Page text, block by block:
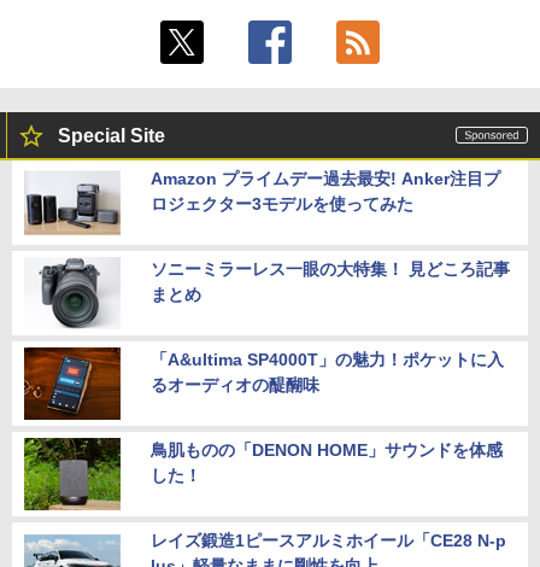
Special Site
Amazon プライムデー過去最安! Anker注目プ
ロジェクター3モデルを使ってみた
ソニーミラーレス一眼の大特集！ 見どころ記事
まとめ
「A&ultima SP4000T」の魅力！ポケットに入
るオーディオの醍醐味
鳥肌ものの「DENON HOME」サウンドを体感
した！
レイズ鍛造1ピースアルミホイール「CE28 N-p